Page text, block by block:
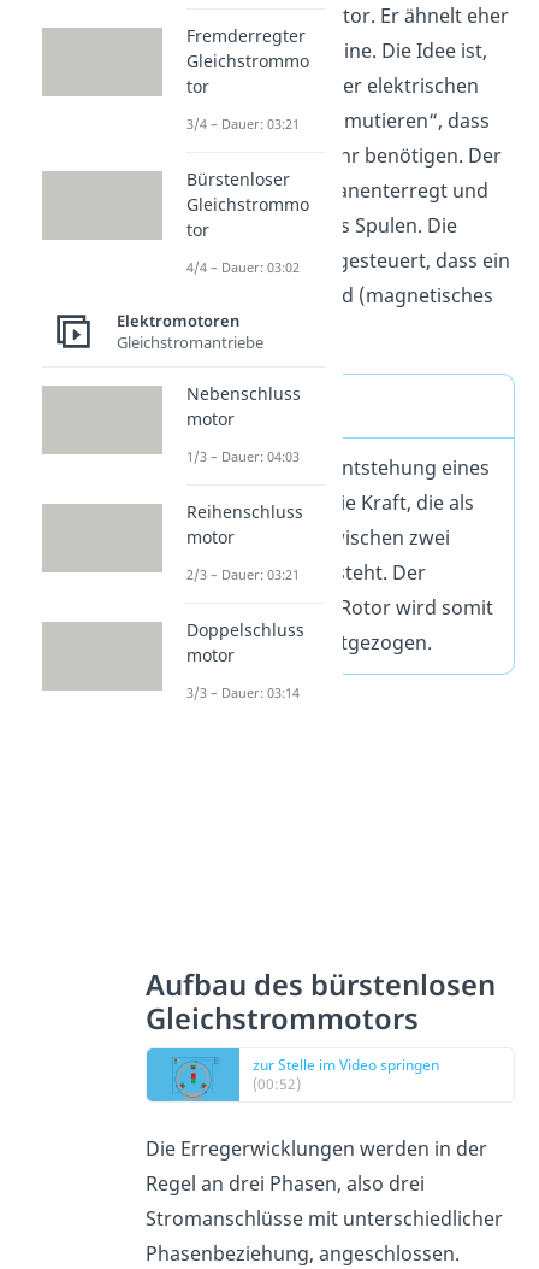
einen Gleichstrommotor. Er ähnelt eher
einer Synchronmaschine. Die Idee ist,
den Motor mittels einer elektrischen
Schaltung so zu „kommutieren“, dass
wir keine Bürsten mehr benötigen. Der
Rotor ist daher permanenterregt und
der Stator besteht aus Spulen. Die
Spulen werden so angesteuert, dass ein
drehendes Erregerfeld (magnetisches
Drehfeld) entsteht.
Merke
Der Grund für die Entstehung eines
Drehmoments ist die Kraft, die als
Wechselwirkung zwischen zwei
Magnetfeldern entsteht. Der
permanenterregte Rotor wird somit
vom Erregerfeld mitgezogen.
Aufbau des bürstenlosen
Gleichstrommotors
zur Stelle im Video springen
(00:52)
Die Erregerwicklungen werden in der
Regel an drei Phasen, also drei
Stromanschlüsse mit unterschiedlicher
Phasenbeziehung, angeschlossen.
Fremderregter
Gleichstrommo
tor
3/4 – Dauer: 03:21
Bürstenloser
Gleichstrommo
tor
4/4 – Dauer: 03:02
Elektromotoren
Gleichstromantriebe
Nebenschluss
motor
1/3 – Dauer: 04:03
Reihenschluss
motor
2/3 – Dauer: 03:21
Doppelschluss
motor
3/3 – Dauer: 03:14